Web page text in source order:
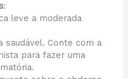
:
leve a moderada
Conte com a
para fazer uma